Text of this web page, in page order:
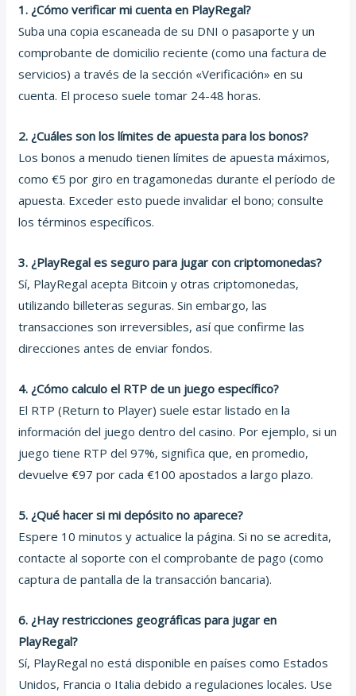
1. ¿Cómo verificar mi cuenta en PlayRegal?
Suba una copia escaneada de su DNI o pasaporte y un
comprobante de domicilio reciente (como una factura de
servicios) a través de la sección «Verificación» en su
cuenta. El proceso suele tomar 24-48 horas.
2. ¿Cuáles son los límites de apuesta para los bonos?
Los bonos a menudo tienen límites de apuesta máximos,
como €5 por giro en tragamonedas durante el período de
apuesta. Exceder esto puede invalidar el bono; consulte
los términos específicos.
3. ¿PlayRegal es seguro para jugar con criptomonedas?
Sí, PlayRegal acepta Bitcoin y otras criptomonedas,
utilizando billeteras seguras. Sin embargo, las
transacciones son irreversibles, así que confirme las
direcciones antes de enviar fondos.
4. ¿Cómo calculo el RTP de un juego específico?
El RTP (Return to Player) suele estar listado en la
información del juego dentro del casino. Por ejemplo, si un
juego tiene RTP del 97%, significa que, en promedio,
devuelve €97 por cada €100 apostados a largo plazo.
5. ¿Qué hacer si mi depósito no aparece?
Espere 10 minutos y actualice la página. Si no se acredita,
contacte al soporte con el comprobante de pago (como
captura de pantalla de la transacción bancaria).
6. ¿Hay restricciones geográficas para jugar en
PlayRegal?
Sí, PlayRegal no está disponible en países como Estados
Unidos, Francia o Italia debido a regulaciones locales. Use